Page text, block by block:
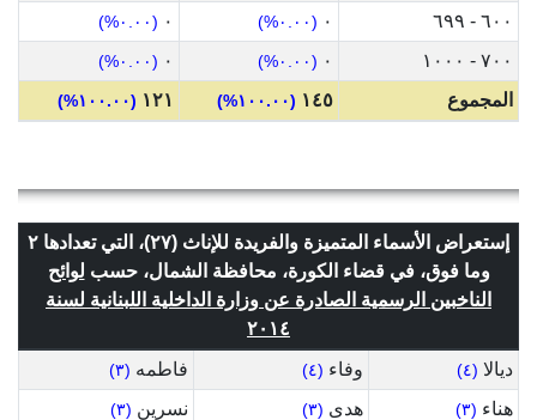
٦٠٠ - ٦٩٩ ٠ (٠.٠٠%) ٠ (٠.٠٠%)
٧٠٠ - ١٠٠٠ ٠ (٠.٠٠%) ٠ (٠.٠٠%)
المجموع ١٤٥ (١٠٠.٠٠%) ١٢١ (١٠٠.٠٠%)
إستعراض الأسماء المتميزة والفريدة للإناث (٢٧)، التي تعدادها ٢
وما فوق، في قضاء الكورة، محافظة الشمال، حسب لوائح
الناخبين الرسمية الصادرة عن وزارة الداخلية اللبنانية لسنة
٢٠١٤
ديالا (٤) وفاء (٤) فاطمه (٣)
هناء (٣) هدى (٣) نسرين (٣)